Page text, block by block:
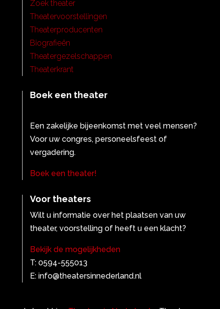
Zoek theater
Theatervoorstellingen
Theaterproducenten
Biografieën
Theatergezelschappen
Theaterkrant
Boek een theater
Een zakelijke bijeenkomst met veel mensen?
Voor uw congres, personeelsfeest of
vergadering.
Boek een theater!
Voor theaters
Wilt u informatie over het plaatsen van uw
theater, voorstelling of heeft u een klacht?
Bekijk de mogelijkheden
T: 0594-555013
E: info@theatersinnederland.nl